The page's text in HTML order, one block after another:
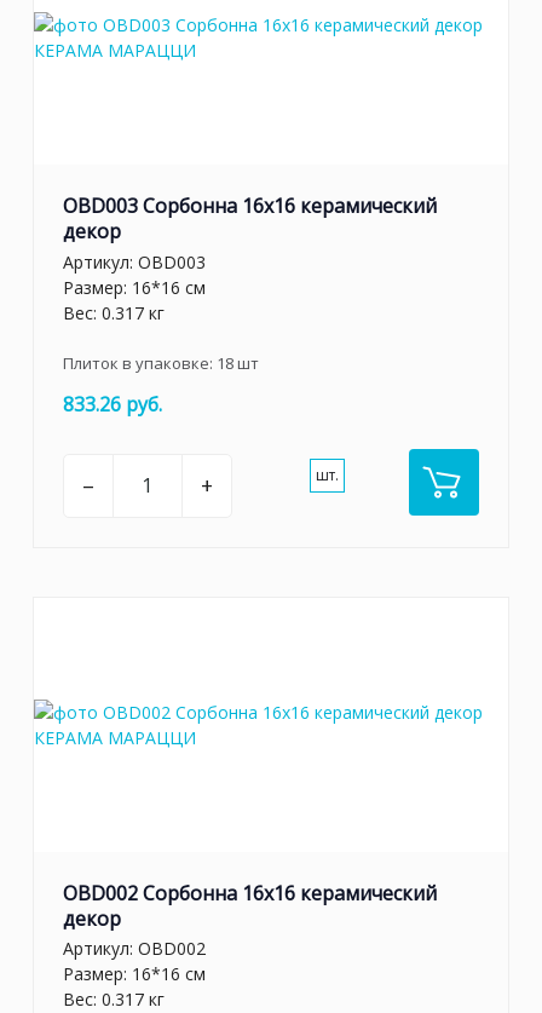
OBD003 Сорбонна 16x16 керамический
декор
Артикул: OBD003
Размер: 16*16 см
Вес: 0.317 кг
Плиток в упаковке: 18шт
833.26 руб.
– + шт.
OBD002 Сорбонна 16x16 керамический
декор
Артикул: OBD002
Размер: 16*16 см
Вес: 0.317 кг